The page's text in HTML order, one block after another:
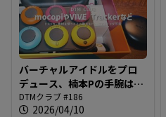
バーチャルアイドルをプロ
デュース、楠本Pの手腕は？
＠DTMクラブ #186
DTMクラブ #186
2026/04/10